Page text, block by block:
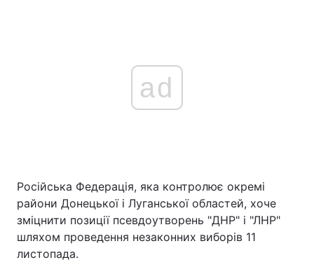
Україна Політика
Економіка Світ
Спорт
ad
Російська Федерація, яка контролює окремі
райони Донецької і Луганської областей, хоче
зміцнити позиції псевдоутворень "ДНР" і "ЛНР"
шляхом проведення незаконних виборів 11
листопада.